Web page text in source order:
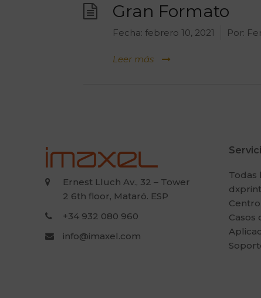
Gran Formato
Fecha: febrero 10, 2021 Por:
Leer más
Ernest Lluch Av., 32 – Tower
2 6th floor, Mataró. ESP
+34 932 080 960
info@imaxel.com
Todas
dxprint
Casos